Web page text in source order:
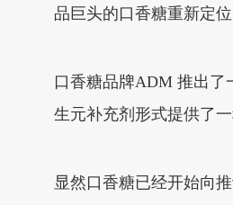
品巨头的口香糖重新定
口香糖品牌ADM 推出了
生元补充剂形式提供了
显然口香糖已经开始向